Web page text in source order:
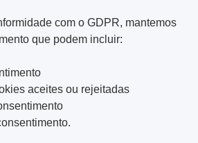
com o GDPR, mantemos
que podem incluir:
aceites ou rejeitadas